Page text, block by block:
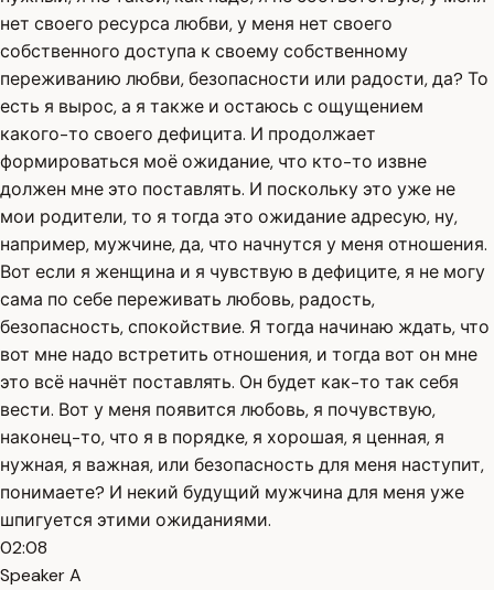
нет своего ресурса любви, у меня нет своего
собственного доступа к своему собственному
переживанию любви, безопасности или радости, да? То
есть я вырос, а я также и остаюсь с ощущением
какого-то своего дефицита. И продолжает
формироваться моё ожидание, что кто-то извне
должен мне это поставлять. И поскольку это уже не
мои родители, то я тогда это ожидание адресую, ну,
например, мужчине, да, что начнутся у меня отношения.
Вот если я женщина и я чувствую в дефиците, я не могу
сама по себе переживать любовь, радость,
безопасность, спокойствие. Я тогда начинаю ждать, что
вот мне надо встретить отношения, и тогда вот он мне
это всё начнёт поставлять. Он будет как-то так себя
вести. Вот у меня появится любовь, я почувствую,
наконец-то, что я в порядке, я хорошая, я ценная, я
нужная, я важная, или безопасность для меня наступит,
понимаете? И некий будущий мужчина для меня уже
шпигуется этими ожиданиями.
02:08
Speaker A